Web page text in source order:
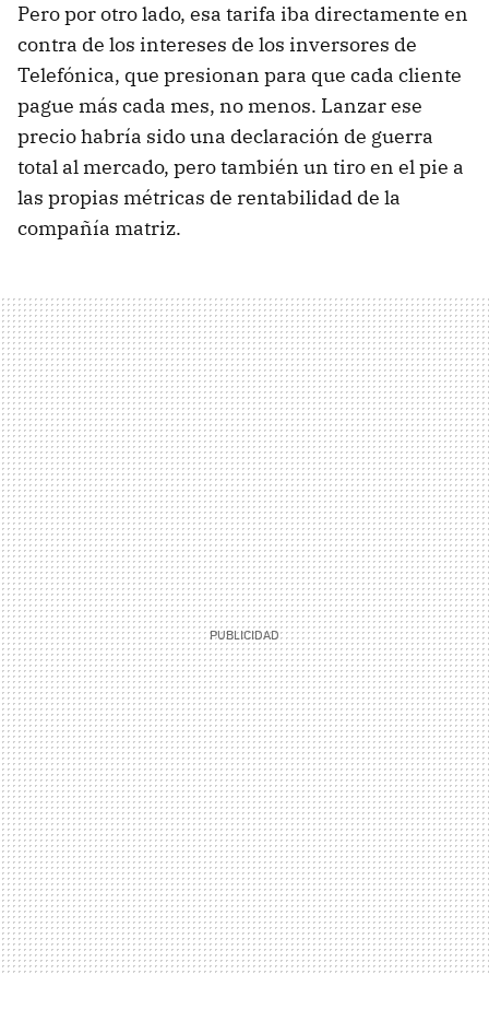
Pero por otro lado, esa tarifa iba directamente en
contra de los intereses de los inversores de
Telefónica, que presionan para que cada cliente
pague más cada mes, no menos. Lanzar ese
precio habría sido una declaración de guerra
total al mercado, pero también un tiro en el pie a
las propias métricas de rentabilidad de la
compañía matriz.